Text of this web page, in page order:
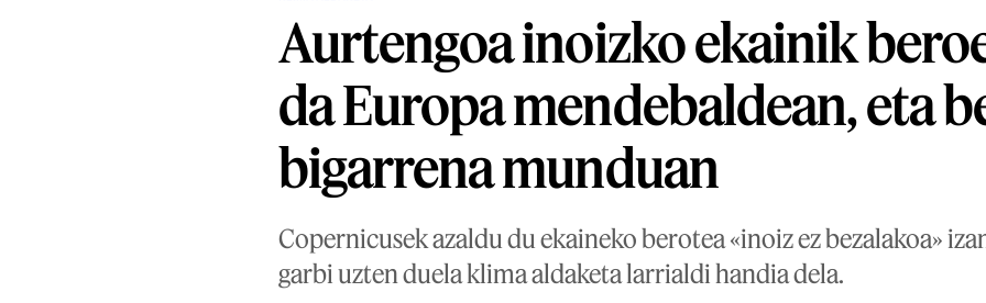
Aurtengoa inoizko ekainik
da Europa mendebaldean, eta
bigarrena munduan
Copernicusek azaldu du ekaineko berotea «inoiz ez bezalakoa»
garbi uzten duela klima aldaketa larrialdi handia dela.